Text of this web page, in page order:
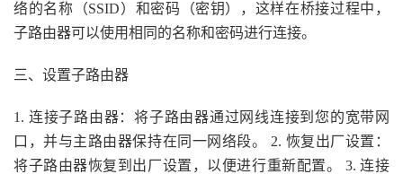
络的名称（SSID）和密码（密钥），这样在桥接过程中，
子路由器可以使用相同的名称和密码进行连接。
三、设置子路由器
1. 连接子路由器：将子路由器通过网线连接到您的宽带网
口，并与主路由器保持在同一网络段。 2. 恢复出厂设置：
将子路由器恢复到出厂设置，以便进行重新配置。 3. 连接